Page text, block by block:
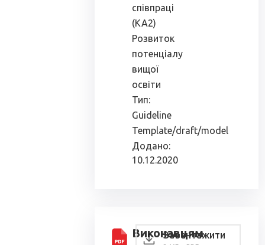
співпраці
(КА2)
Розвиток
потенціалу
вищої
освіти
Тип:
Guideline
Template/draft/model
Додано:
10.12.2020
Виконавцям
Завантажити